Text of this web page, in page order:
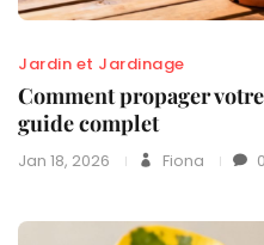
Jardin et Jardinage
Comment propager
guide complet
Jan 18, 2026 Fiona 0